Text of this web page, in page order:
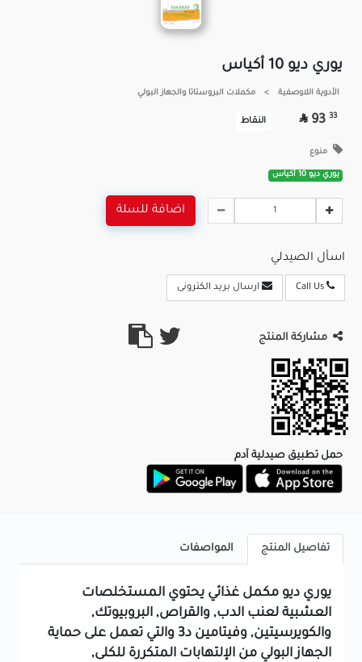
يوري ديو 10 أكياس
الأدوية اللاوصفية > مكملات البروستاتا والجهاز البولي
33
93
 النقاط
منوع
يوري ديو 10 أكياس
اضافة للسلة
اسأل الصيدلي
ارسال بريد الكترونى
مشاركة المنتج
حمل تطبيق صيدلية آدم
تفاصيل المنتج المواصفات
يوري ديو مكمل غذائي يحتوي المستخلصات
العشبية لعنب الدب, والقراص, البروبيوتك,
والكويرسيتين, وفيتامين د3 والتي تعمل على حماية
الجهاز البولي من الإلتهابات المتكررة للكلى,